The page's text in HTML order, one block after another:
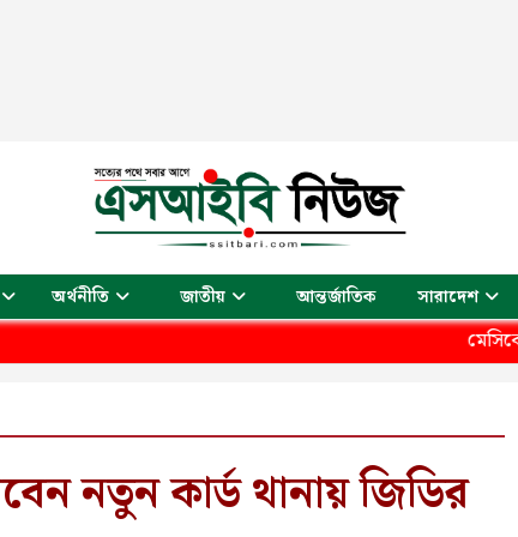
অর্থনীতি জাতীয় আন্তর্জাতিক সারাদেশ
মেসিকে
নতুন কার্ড থানায় জিডির